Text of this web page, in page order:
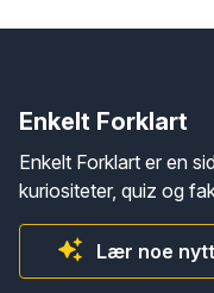
Enkelt Forklart
Enkelt Forklart er en
kuriositeter, quiz og
Lær noe nytt